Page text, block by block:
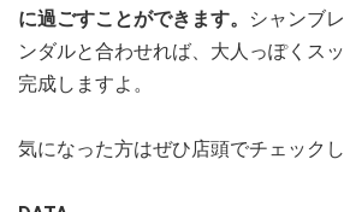
に過ごすことができます。
シャンブ
ンダルと合わせれば、大人っぽくス
完成しますよ。
気になった方はぜひ店頭でチェック